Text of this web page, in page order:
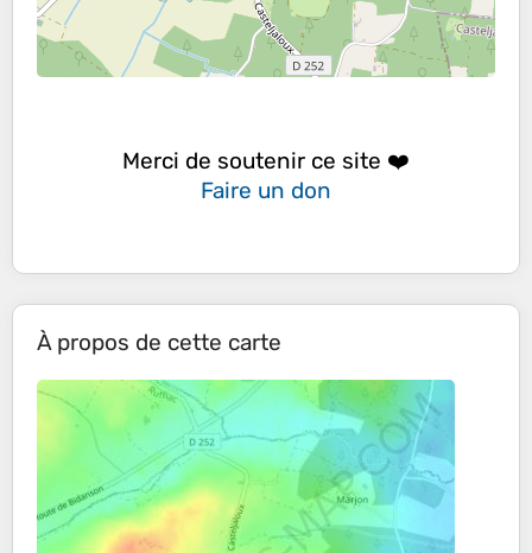
Merci de soutenir ce site ❤️
Faire un don
À propos de cette carte